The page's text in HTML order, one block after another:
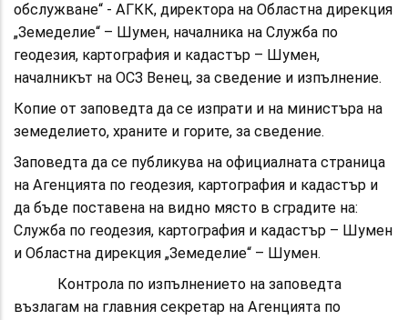
обслужване“ - АГКК, директора на Областна дирекция
„Земеделие“ – Шумен, началника на Служба по
геодезия, картография и кадастър – Шумен,
началникът на ОСЗ Венец, за сведение и изпълнение.
Копие от заповедта да се изпрати и на министъра на
земеделието, храните и горите, за сведение.
Заповедта да се публикува на официалната страница
на Агенцията по геодезия, картография и кадастър и
да бъде поставена на видно място в сградите на:
Служба по геодезия, картография и кадастър – Шумен
и Областна дирекция „Земеделие“ – Шумен.
Контрола по изпълнението на заповедта
възлагам на главния секретар на Агенцията по